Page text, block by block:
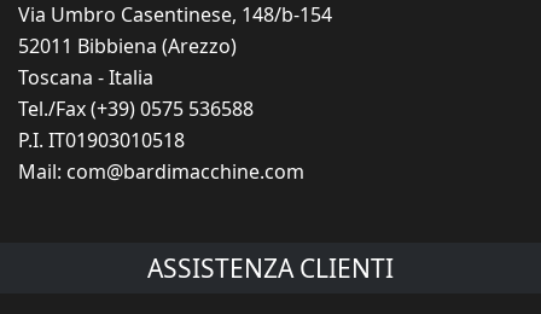
Via Umbro Casentinese, 148/b-154
52011 Bibbiena (Arezzo)
Toscana - Italia
Tel./Fax (+39) 0575 536588
P.I. IT01903010518
Mail: com@bardimacchine.com
ASSISTENZA CLIENTI